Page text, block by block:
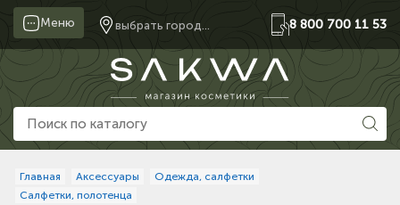
Меню выбрать город... 8 800 700 11 53
Главная Аксессуары
Одежда, салфетки
Салфетки, полотенца